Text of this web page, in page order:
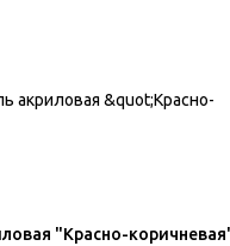
"Красно-